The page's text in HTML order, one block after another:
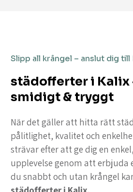
Slipp all krångel – anslut dig
städofferter i Kalix
smidigt & tryggt
När det gäller att hitta rätt
pålitlighet, kvalitet och
strävar efter att ge dig en
upplevelse genom att
du snabbt och utan krångel